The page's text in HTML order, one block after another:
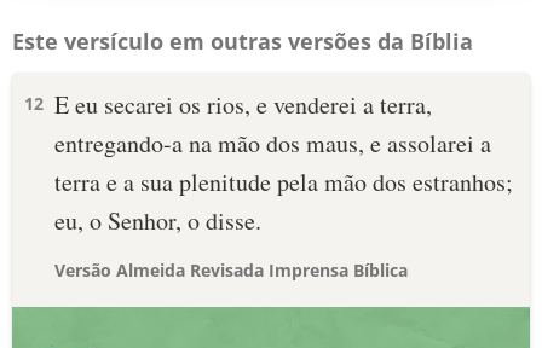
Este versículo em outras versões da Bíblia
12 E eu secarei os rios, e venderei a terra,
entregando-a na mão dos maus, e assolarei a
terra e a sua plenitude pela mão dos estranhos;
eu, o Senhor, o disse.
Versão Almeida Revisada Imprensa Bíblica